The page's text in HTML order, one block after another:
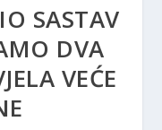
SASTAV
DVA
VEĆE